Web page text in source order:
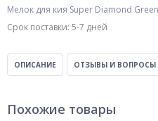
Мелок для кия Super Diamond
Срок поставки: 5-7 дней
ОПИСАНИЕ ОТЗЫВЫ И ВОПРОСЫ
Похожие товары